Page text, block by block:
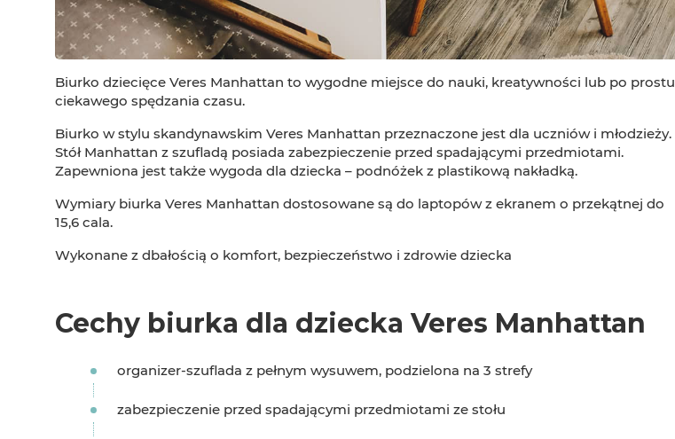
Biurko dziecięce Veres Manhattan to wygodne miejsce do nauki, kreatywności lub po prostu
ciekawego spędzania czasu.
Biurko w stylu skandynawskim Veres Manhattan przeznaczone jest dla uczniów i młodzieży.
Stół Manhattan z szufladą posiada zabezpieczenie przed spadającymi przedmiotami.
Zapewniona jest także wygoda dla dziecka – podnóżek z plastikową nakładką.
Wymiary biurka Veres Manhattan dostosowane są do laptopów z ekranem o przekątnej do
15,6 cala.
Wykonane z dbałością o komfort, bezpieczeństwo i zdrowie dziecka
Cechy biurka dla dziecka Veres Manhattan
organizer-szuflada z pełnym wysuwem, podzielona na 3 strefy
zabezpieczenie przed spadającymi przedmiotami ze stołu